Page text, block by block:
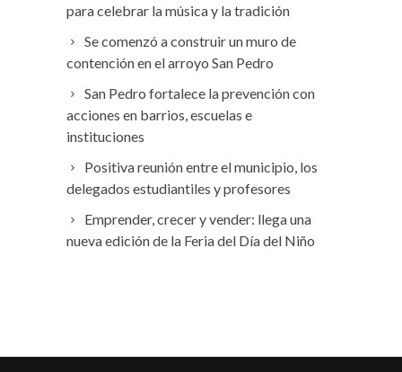
para celebrar la música y la tradición
Se comenzó a construir un muro de
contención en el arroyo San Pedro
San Pedro fortalece la prevención con
acciones en barrios, escuelas e
instituciones
Positiva reunión entre el municipio, los
delegados estudiantiles y profesores
Emprender, crecer y vender: llega una
nueva edición de la Feria del Día del Niño